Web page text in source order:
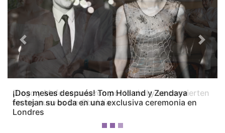
Diego y Mafe se casaron por lo civil y se convierten
en los nuevos De Obaldía
Previous Next